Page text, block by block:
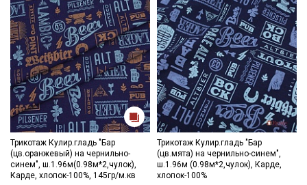
Трикотаж Кулир.гладь "Бар
(цв.оранжевый) на чернильно-
синем", ш.1.96м(0.98м*2,чулок),
Карде, хлопок-100%, 145гр/м.кв
Трикотаж Кулир.гладь "Бар
(цв.мята) на чернильно-синем",
ш.1.96м (0.98м*2,чулок), Карде,
хлопок-100%